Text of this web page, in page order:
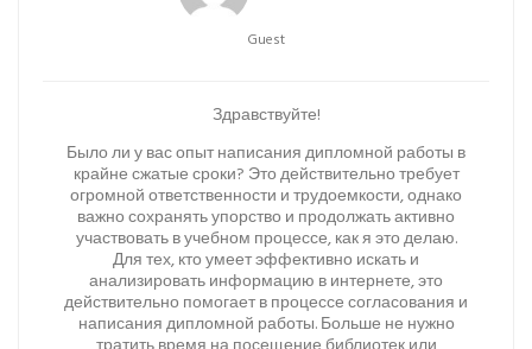
Guest
Здравствуйте!
Было ли у вас опыт написания дипломной работы в
крайне сжатые сроки? Это действительно требует
огромной ответственности и трудоемкости, однако
важно сохранять упорство и продолжать активно
участвовать в учебном процессе, как я это делаю.
Для тех, кто умеет эффективно искать и
анализировать информацию в интернете, это
действительно помогает в процессе согласования и
написания дипломной работы. Больше не нужно